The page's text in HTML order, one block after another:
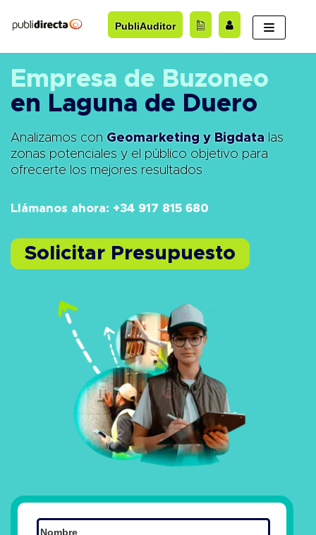
al
PubliAuditor
Empresa de Buzoneo
en Laguna de Duero
Analizamos con Geomarketing y Bigdatalas
zonas potenciales y el público objetivo para
ofrecerte los mejores resultados
Llámanos ahora: +34 917 815 680
Solicitar Presupuesto